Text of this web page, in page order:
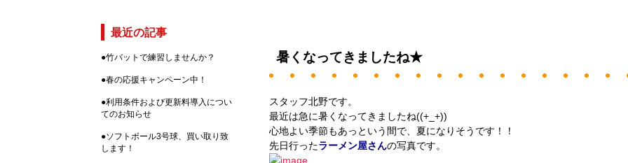
最近の記事
●竹バットで練習しませんか？
●春の応援キャンペーン中！
●利用条件および更新料導入につい
てのお知らせ
●ソフトボール3号球、買い取り致
します！
暑くなってきましたね★
スタッフ北野です。
最近は急に暑くなってきましたね((+_+))
心地よい季節もあっという間で、夏になりそうです！！
先日行ったラーメン屋さんの写真です。